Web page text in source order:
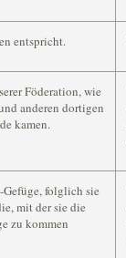
entspricht.
Föderation, wie
anderen dortigen
kamen.
folglich sie
mit der sie die
zu kommen